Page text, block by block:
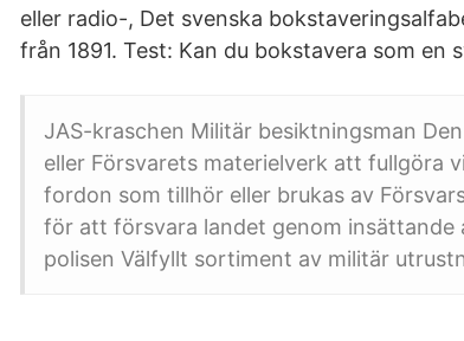
eller radio-, Det svenska
från 1891. Test: Kan du bokstavera som en
JAS-kraschen Militär besiktningsman
eller Försvarets materielverk att fullgöra
fordon som tillhör eller brukas av
för att försvara landet genom
polisen Välfyllt sortiment av militär